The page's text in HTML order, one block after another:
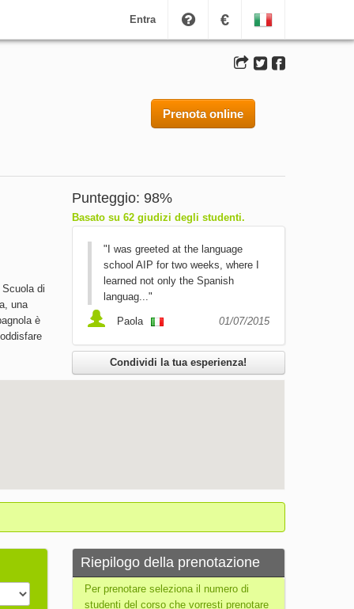
Entra €
Prenota online
di
una
è
Punteggio: 98%
Basato su 62 giudizi degli studenti.
"I was greeted at the language
school AIP for two weeks, where I
learned not only the Spanish
languag..."
Paola 01/07/2015
Condividi la tua esperienza!
Riepilogo della prenotazione
Per prenotare seleziona il numero di
studenti del corso che vorresti prenotare